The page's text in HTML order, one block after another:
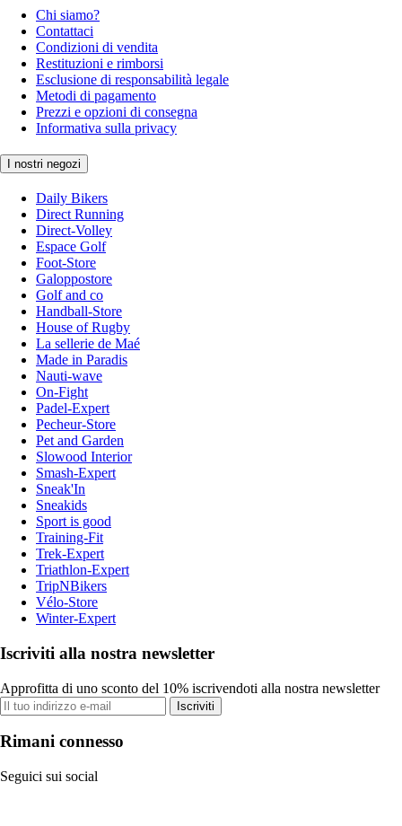
Chi siamo?
Contattaci
Condizioni di vendita
Restituzioni e rimborsi
Esclusione di responsabilità legale
Metodi di pagamento
Prezzi e opzioni di consegna
Informativa sulla privacy
I nostri negozi
Daily Bikers
Direct Running
Direct-Volley
Espace Golf
Foot-Store
Galoppostore
Golf and co
Handball-Store
House of Rugby
La sellerie de Maé
Made in Paradis
Nauti-wave
On-Fight
Padel-Expert
Pecheur-Store
Pet and Garden
Slowood Interior
Smash-Expert
Sneak'In
Sneakids
Sport is good
Training-Fit
Trek-Expert
Triathlon-Expert
TripNBikers
Vélo-Store
Winter-Expert
Iscriviti alla nostra newsletter
Approfitta di uno sconto del 10% iscrivendoti alla nostra newsletter
Iscriviti
Rimani connesso
Seguici sui social